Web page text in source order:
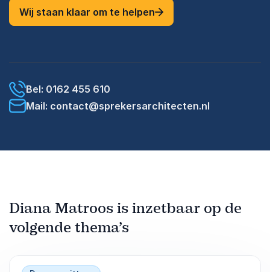
Wij staan klaar om te helpen
Bel: 0162 455 610
Mail: contact@sprekersarchitecten.nl
Diana Matroos is inzetbaar op de
volgende thema’s